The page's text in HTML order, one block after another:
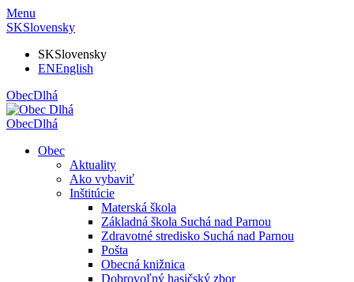
Menu
SKSlovensky
SKSlovensky
ENEnglish
ObecDlhá
ObecDlhá
Obec
Aktuality
Ako vybaviť
Inštitúcie
Materská škola
Základná škola Suchá nad Parnou
Zdravotné stredisko Suchá nad Parnou
Pošta
Obecná knižnica
Dobrovoľný hasičský zbor